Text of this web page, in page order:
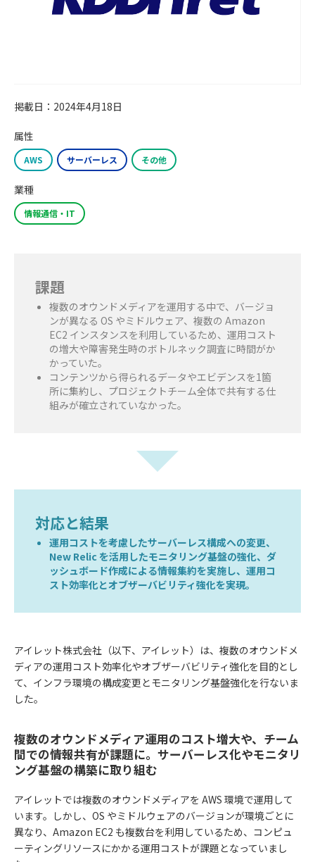
掲載日：2024年4月18日
属性
AWS サーバーレス その他
業種
情報通信・IT
課題
複数のオウンドメディアを運用する中で、バージョ
ンが異なる OS やミドルウェア、複数の Amazon
EC2 インスタンスを利用しているため、運用コスト
の増大や障害発生時のボトルネック調査に時間がか
かっていた。
コンテンツから得られるデータやエビデンスを1箇
所に集約し、プロジェクトチーム全体で共有する仕
組みが確立されていなかった。
対応と結果
運用コストを考慮したサーバーレス構成への変更、
New Relic を活用したモニタリング基盤の強化、ダ
ッシュボード作成による情報集約を実施し、運用コ
スト効率化とオブザーバビリティ強化を実現。
アイレット株式会社（以下、アイレット）は、複数のオウンドメ
ディアの運用コスト効率化やオブザーバビリティ強化を目的とし
て、インフラ環境の構成変更とモニタリング基盤強化を行ないま
した。
複数のオウンドメディア運用のコスト増大や、チーム
間での情報共有が課題に。サーバーレス化やモニタリ
ング基盤の構築に取り組む
アイレットでは複数のオウンドメディアを AWS 環境で運用して
います。しかし、OS やミドルウェアのバージョンが環境ごとに
異なり、Amazon EC2 も複数台を利用しているため、コンピュ
ーティングリソースにかかる運用コストが課題となっていまし